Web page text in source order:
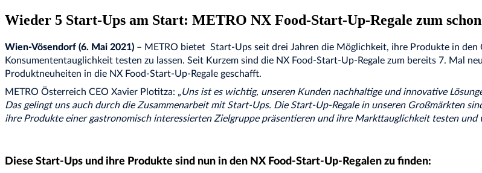
Wieder 5 Start-Ups am Start: METRO NX Food-Start-Up-Regale zum
Wien-Vösendorf (6. Mai 2021) – METRO bietet Start-Ups seit drei Jahren die Möglichkeit, ihre Produkte in
Konsumententauglichkeit testen zu lassen. Seit Kurzem sind die NX Food-Start-Up-Regale zum bereits 7. Mal
Produktneuheiten in die NX Food-Start-Up-Regale geschafft.
METRO Österreich CEO Xavier Plotitza: „Uns ist es wichtig, unseren Kunden nachhaltige und innovative
Das gelingt uns auch durch die Zusammenarbeit mit Start-Ups. Die Start-Up-Regale in unseren Großmärkten
ihre Produkte einer gastronomisch interessierten Zielgruppe präsentieren und ihre Markttauglichkeit testen
Diese Start-Ups und ihre Produkte sind nun in den NX Food-Start-Up-Regalen zu finden: